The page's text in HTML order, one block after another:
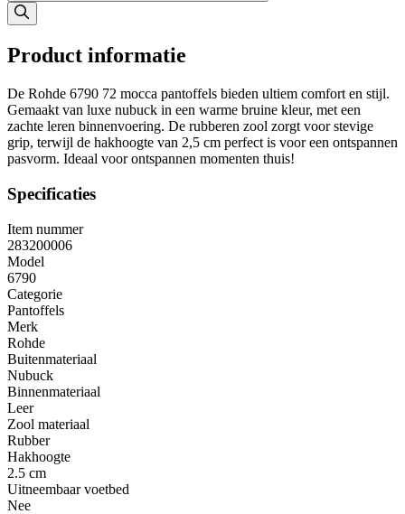
Product informatie
De Rohde 6790 72 mocca pantoffels bieden ultiem comfort en stijl.
Gemaakt van luxe nubuck in een warme bruine kleur, met een
zachte leren binnenvoering. De rubberen zool zorgt voor stevige
grip, terwijl de hakhoogte van 2,5 cm perfect is voor een ontspannen
pasvorm. Ideaal voor ontspannen momenten thuis!
Specificaties
Item nummer
283200006
Model
6790
Categorie
Pantoffels
Merk
Rohde
Buitenmateriaal
Nubuck
Binnenmateriaal
Leer
Zool materiaal
Rubber
Hakhoogte
2.5 cm
Uitneembaar voetbed
Nee